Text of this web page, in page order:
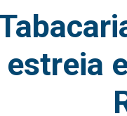
estreia